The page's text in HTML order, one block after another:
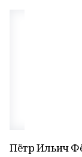
Пётр Ильич